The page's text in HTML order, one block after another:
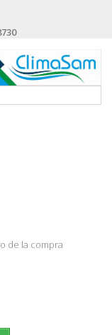
de la compra